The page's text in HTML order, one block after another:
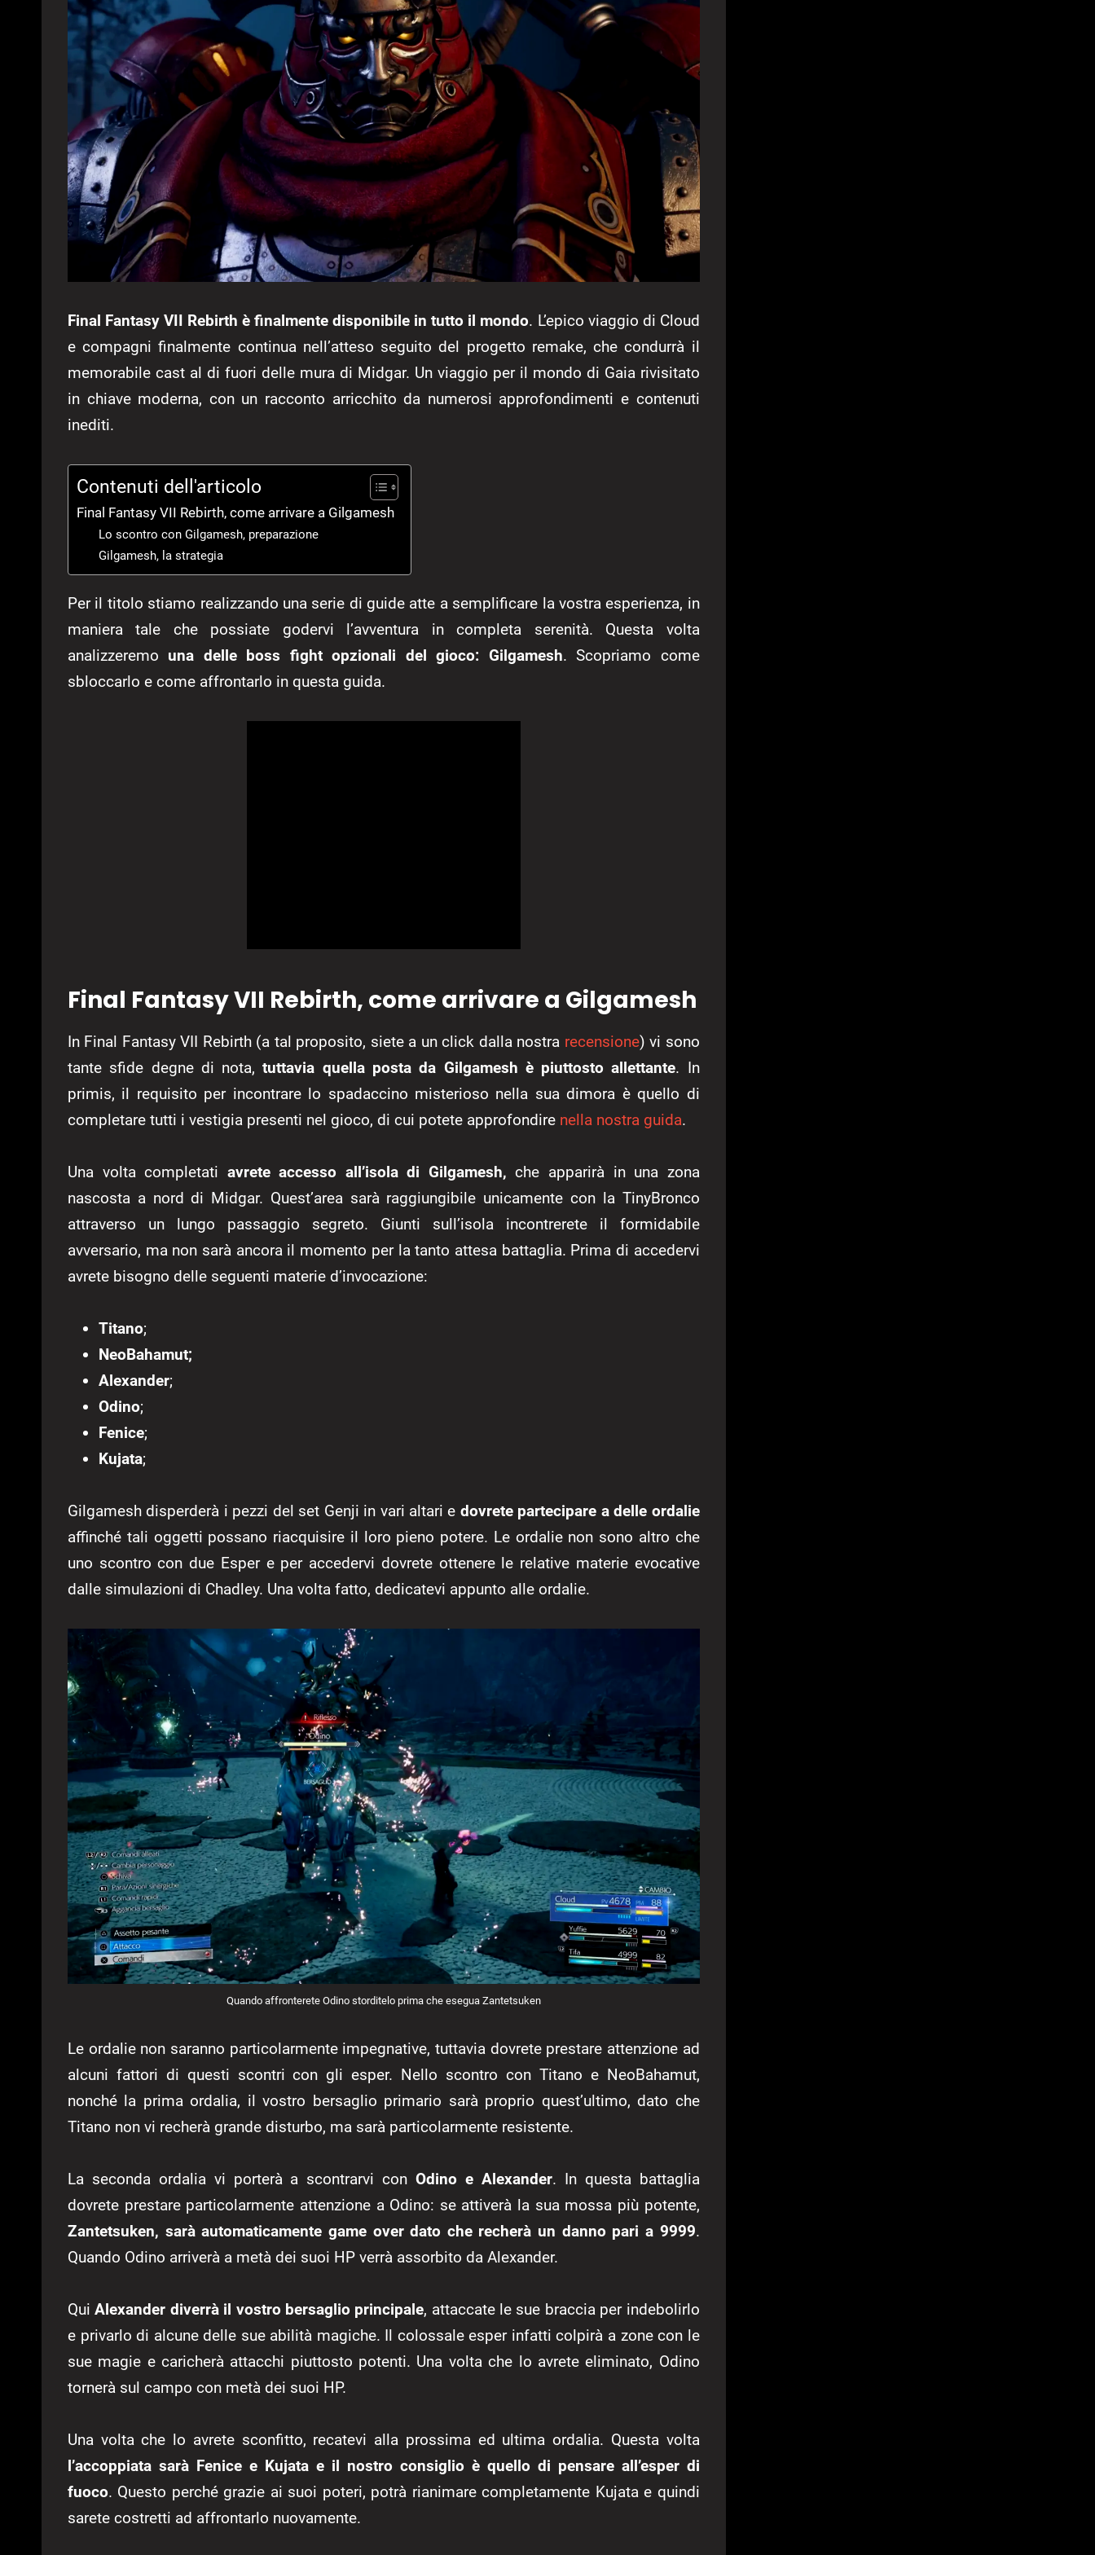
Final Fantasy VII Rebirth è finalmente disponibile in tutto il mondo. L’epico viaggio di Cloud
e compagni finalmente continua nell’atteso seguito del progetto remake, che condurrà il
memorabile cast al di fuori delle mura di Midgar. Un viaggio per il mondo di Gaia rivisitato
in chiave moderna, con un racconto arricchito da numerosi approfondimenti e contenuti
inediti.
Contenuti dell'articolo
Final Fantasy VII Rebirth, come arrivare a Gilgamesh
Lo scontro con Gilgamesh, preparazione
Gilgamesh, la strategia
Per il titolo stiamo realizzando una serie di guide atte a semplificare la vostra esperienza, in
maniera tale che possiate godervi l’avventura in completa serenità. Questa volta
analizzeremo una delle boss fight opzionali del gioco: Gilgamesh. Scopriamo come
sbloccarlo e come affrontarlo in questa guida.
Final Fantasy VII Rebirth, come arrivare a Gilgamesh
In Final Fantasy VII Rebirth (a tal proposito, siete a un click dalla nostra recensione) vi sono
tante sfide degne di nota,tuttavia quella posta da Gilgamesh è piuttosto allettante. In
primis, il requisito per incontrare lo spadaccino misterioso nella sua dimora è quello di
completare tutti i vestigia presenti nel gioco, di cui potete approfondire nella nostra guida.
Una volta completati avrete accesso all’isola di Gilgamesh, che apparirà in una zona
nascosta a nord di Midgar. Quest’area sarà raggiungibile unicamente con la TinyBronco
attraverso un lungo passaggio segreto. Giunti sull’isola incontrerete il formidabile
avversario, ma non sarà ancora il momento per la tanto attesa battaglia. Prima di accedervi
avrete bisogno delle seguenti materie d’invocazione:
Titano;
NeoBahamut;
Alexander;
Odino;
Fenice;
Kujata;
Gilgamesh disperderà i pezzi del set Genji in vari altari e dovrete partecipare a delle ordalie
affinché tali oggetti possano riacquisire il loro pieno potere. Le ordalie non sono altro che
uno scontro con due Esper e per accedervi dovrete ottenere le relative materie evocative
dalle simulazioni di Chadley. Una volta fatto, dedicatevi appunto alle ordalie.
Quando affronterete Odino storditelo prima che esegua Zantetsuken
Le ordalie non saranno particolarmente impegnative, tuttavia dovrete prestare attenzione ad
alcuni fattori di questi scontri con gli esper. Nello scontro con Titano e NeoBahamut,
nonché la prima ordalia, il vostro bersaglio primario sarà proprio quest’ultimo, dato che
Titano non vi recherà grande disturbo, ma sarà particolarmente resistente.
La seconda ordalia vi porterà a scontrarvi conOdino e Alexander. In questa battaglia
dovrete prestare particolarmente attenzione a Odino: se attiverà la sua mossa più potente,
Zantetsuken, sarà automaticamente game over dato che recherà un danno pari a 9999.
Quando Odino arriverà a metà dei suoi HP verrà assorbito da Alexander.
QuiAlexander diverrà il vostro bersaglio principale, attaccate le sue braccia per indebolirlo
e privarlo di alcune delle sue abilità magiche. Il colossale esper infatti colpirà a zone con le
sue magie e caricherà attacchi piuttosto potenti. Una volta che lo avrete eliminato, Odino
tornerà sul campo con metà dei suoi HP.
Una volta che lo avrete sconfitto, recatevi alla prossima ed ultima ordalia. Questa volta
l’accoppiata sarà Fenice e Kujata e il nostro consiglio è quello di pensare all’esper di
fuoco. Questo perché grazie ai suoi poteri, potrà rianimare completamente Kujata e quindi
sarete costretti ad affrontarlo nuovamente.